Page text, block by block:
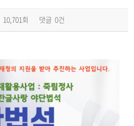
10,701회 댓글 0건